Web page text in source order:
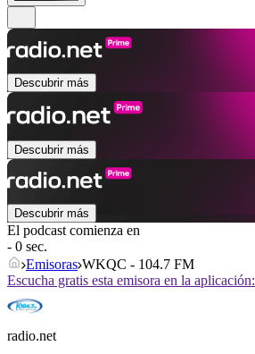
Descubrir más
Descubrir más
Descubrir más
El podcast comienza en
- 0 sec.
Emisoras WKQC - 104.7 FM
Escucha gratis esta emisora en la aplicación:
radio.net